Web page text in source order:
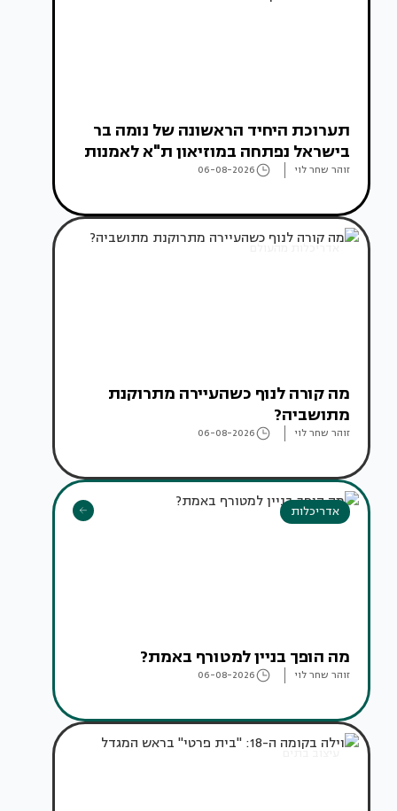
תערוכת היחיד הראשונה של נומה בר
בישראל נפתחה במוזיאון ת"א לאמנות
זוהר שחר לוי 06-08-2026
אדריכלות מהעולם
מה קורה לנוף כשהעיירה מתרוקנת
מתושביה?
זוהר שחר לוי 06-08-2026
אדריכלות
מה הופך בניין למטורף באמת?
זוהר שחר לוי 06-08-2026
עיצוב בתים